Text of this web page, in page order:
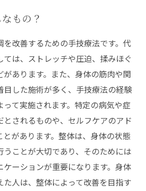
もの？
改善するための手技療法です。代
ては、ストレッチや圧迫、揉みほぐ
があります。また、身体の筋肉や関
目した施術が多く、手技療法の経験
って実施されます。特定の病気や症
されるものや、セルフケアのアド
とがあります。整体は、身体の状態
うことが大切であり、そのためには
ーションが重要になります。身体
た人は、整体によって改善を目指す